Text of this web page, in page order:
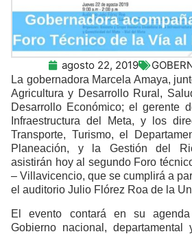
agosto 22, 2019
La gobernadora Marcela Amaya,
Agricultura y Desarrollo Rural,
Desarrollo Económico; el gerente
Infraestructura del Meta, y los
Transporte, Turismo, el
Planeación, y la Gestión del
asistirán hoy al segundo Foro
– Villavicencio, que se cumplirá a
el auditorio Julio Flórez Roa de la
El evento contará en su
Gobierno nacional,